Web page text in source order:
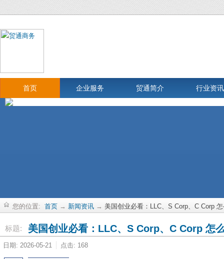
首页 企业服务 贸通简介 行业资讯
您的位置: 首页 → 新闻资讯 → 美国创业必看：LLC、S Corp、C Corp
标题: 美国创业必看：LLC、S Corp、C Corp 怎
日期: 2026-05-21 点击: 168